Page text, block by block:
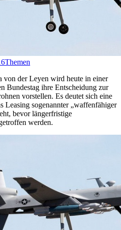
Themen
von der Leyen wird heute in einer
Bundestag ihre Entscheidung zur
vorstellen. Es deutet sich eine
Leasing sogenannter „waffenfähiger
bevor längerfristige
werden.